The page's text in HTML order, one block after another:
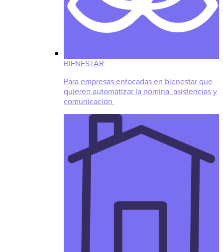
BIENESTAR
Para empresas enfocadas en bienestar que
quieren automatizar la nómina, asistencias y
comunicación.